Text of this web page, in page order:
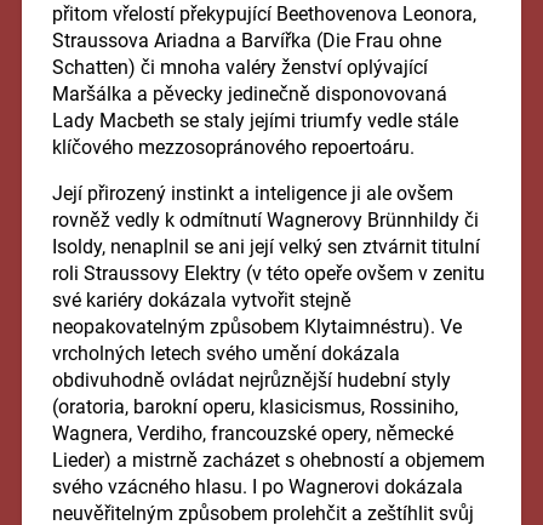
přitom vřelostí překypující Beethovenova Leonora,
Straussova Ariadna a Barvířka (Die Frau ohne
Schatten) či mnoha valéry ženství oplývající
Maršálka a pěvecky jedinečně disponovovaná
Lady Macbeth se staly jejími triumfy vedle stále
klíčového mezzosopránového repoertoáru.
Její přirozený instinkt a inteligence ji ale ovšem
rovněž vedly k odmítnutí Wagnerovy Brünnhildy či
Isoldy, nenaplnil se ani její velký sen ztvárnit titulní
roli Straussovy Elektry (v této opeře ovšem v zenitu
své kariéry dokázala vytvořit stejně
neopakovatelným způsobem Klytaimnéstru). Ve
vrcholných letech svého umění dokázala
obdivuhodně ovládat nejrůznější hudební styly
(oratoria, barokní operu, klasicismus, Rossiniho,
Wagnera, Verdiho, francouzské opery, německé
Lieder) a mistrně zacházet s ohebností a objemem
svého vzácného hlasu. I po Wagnerovi dokázala
neuvěřitelným způsobem prolehčit a zeštíhlit svůj